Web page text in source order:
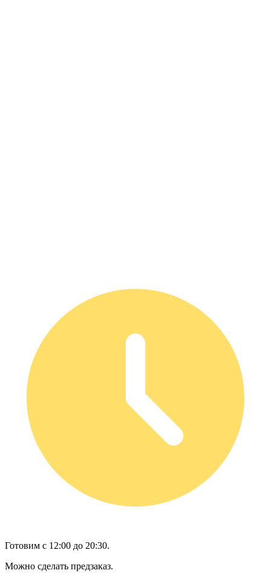
Готовим с 12:00 до 20:30.
Можно сделать предзаказ.